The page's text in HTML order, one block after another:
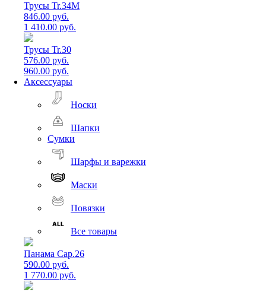
Трусы Tr.34M
846.00 руб.
1 410.00 руб.
Трусы Tr.30
576.00 руб.
960.00 руб.
Аксессуары
Носки
Шапки
Сумки
Шарфы и варежки
Маски
Повязки
Все товары
Панама Cap.26
590.00 руб.
1 770.00 руб.